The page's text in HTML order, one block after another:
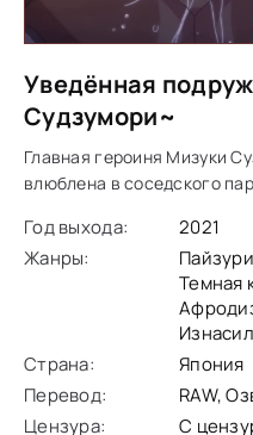
Уведённая
Судзумори~
Главная героиня Мизуки
влюблена в соседского
пара задумывается о
другу,
Год выхода:
2021
Жанры:
Темная
Страна:
Япония
Перевод:
RAW,
Цензура:
С